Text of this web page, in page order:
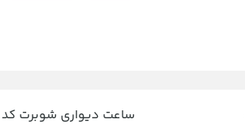
ساعت دیواری شوبرت کد 6317